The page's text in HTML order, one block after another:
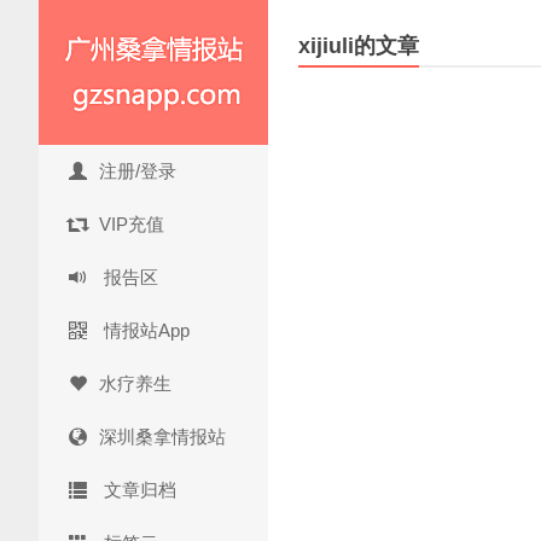
注册/登录
VIP充值
报告区
情报站App
水疗养生
深圳桑拿情报站
文章归档
xijiuli的文章